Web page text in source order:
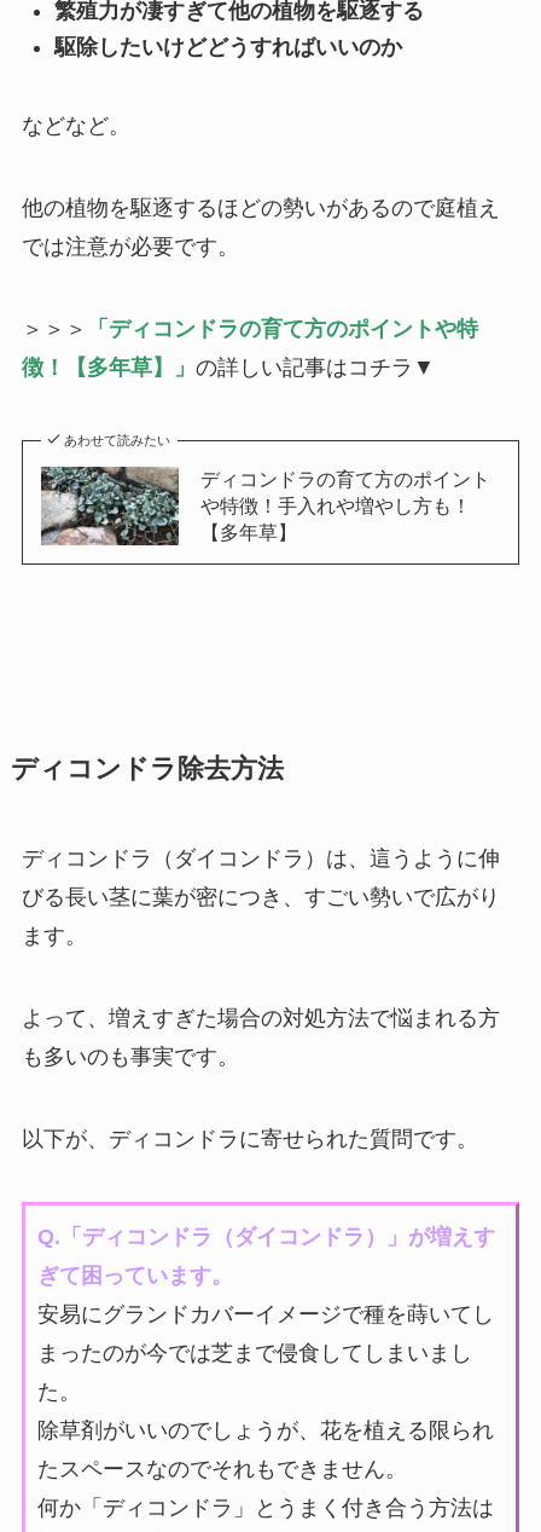
繁殖力が凄すぎて他の植物を駆逐する
駆除したいけどどうすればいいのか
などなど。
他の植物を駆逐するほどの勢いがあるので庭植え
では注意が必要です。
＞＞＞
「ディコンドラの育て方のポイントや特
徴！【多年草】」 の詳しい記事はコチラ▼
あわせて読みたい
ディコンドラの育て方のポイント
や特徴！手入れや増やし方も！
【多年草】
ディコンドラ除去方法
ディコンドラ（ダイコンドラ）は、這うように伸
びる長い茎に葉が密につき、すごい勢いで広がり
ます。
よって、増えすぎた場合の対処方法で悩まれる方
も多いのも事実です。
以下が、ディコンドラに寄せられた質問です。
Q.「ディコンドラ（ダイコンドラ）」が増えす
ぎて困っています。
安易にグランドカバーイメージで種を蒔いてし
まったのが今では芝まで侵食してしまいまし
た。
除草剤がいいのでしょうが、花を植える限られ
たスペースなのでそれもできません。
何か「ディコンドラ」とうまく付き合う方法は